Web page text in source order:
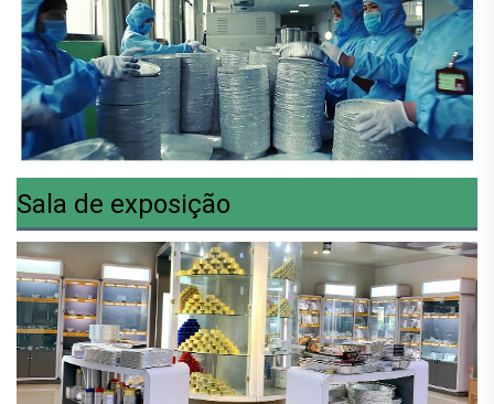
Sala de exposição